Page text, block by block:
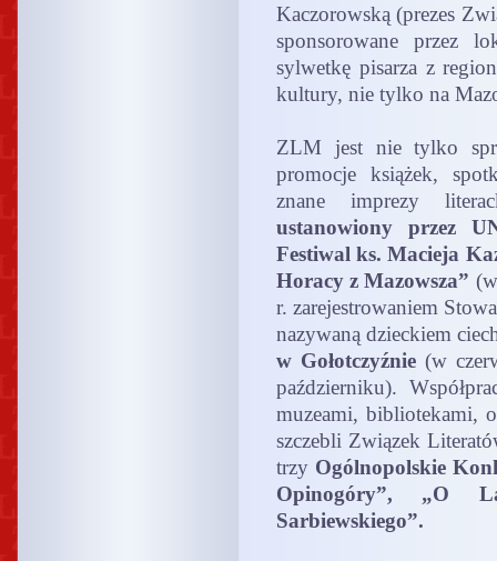
Kaczorowską (prezes
sponsorowane przez
sylwetkę pisarza z
kultury, nie tylko na
ZLM jest nie tylko
promocje książek,
znane imprezy
ustanowiony przez
Festiwal ks. Macieja
Horacy z Mazowsza”
r. zarejestrowaniem
nazywaną dzieckiem
w Gołotczyźnie (w
październiku).
muzeami, bibliotekami,
szczebli Związek
trzy Ogólnopolskie
Opinogóry”, „O
Sarbiewskiego”.